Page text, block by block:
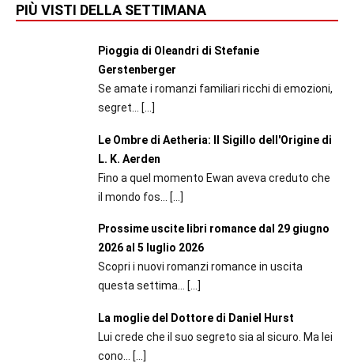
PIÙ VISTI DELLA SETTIMANA
Pioggia di Oleandri di Stefanie
Gerstenberger
Se amate i romanzi familiari ricchi di emozioni,
segret...
[…]
Le Ombre di Aetheria: Il Sigillo dell'Origine di
L. K. Aerden
Fino a quel momento Ewan aveva creduto che
il mondo fos...
[…]
Prossime uscite libri romance dal 29 giugno
2026 al 5 luglio 2026
Scopri i nuovi romanzi romance in uscita
questa settima... […]
La moglie del Dottore di Daniel Hurst
Lui crede che il suo segreto sia al sicuro. Ma lei
cono...
[…]